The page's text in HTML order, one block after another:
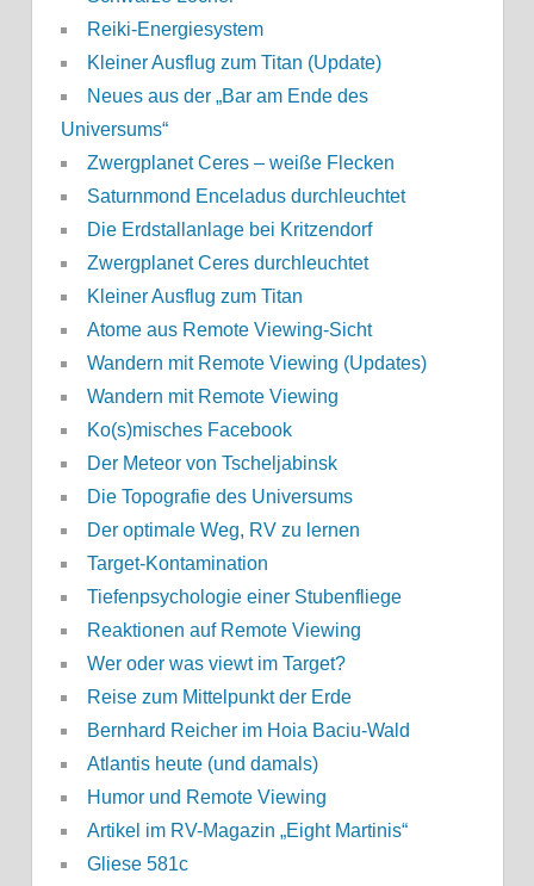
Reiki-Energiesystem
Kleiner Ausflug zum Titan (Update)
Neues aus der „Bar am Ende des
Universums“
Zwergplanet Ceres – weiße Flecken
Saturnmond Enceladus durchleuchtet
Die Erdstallanlage bei Kritzendorf
Zwergplanet Ceres durchleuchtet
Kleiner Ausflug zum Titan
Atome aus Remote Viewing-Sicht
Wandern mit Remote Viewing (Updates)
Wandern mit Remote Viewing
Ko(s)misches Facebook
Der Meteor von Tscheljabinsk
Die Topografie des Universums
Der optimale Weg, RV zu lernen
Target-Kontamination
Tiefenpsychologie einer Stubenfliege
Reaktionen auf Remote Viewing
Wer oder was viewt im Target?
Reise zum Mittelpunkt der Erde
Bernhard Reicher im Hoia Baciu-Wald
Atlantis heute (und damals)
Humor und Remote Viewing
Artikel im RV-Magazin „Eight Martinis“
Gliese 581c